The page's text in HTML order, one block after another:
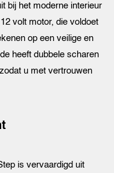
bij het moderne interieur
volt motor, die voldoet
op een veilige en
heeft dubbele scharen
u met vertrouwen
is vervaardigd uit